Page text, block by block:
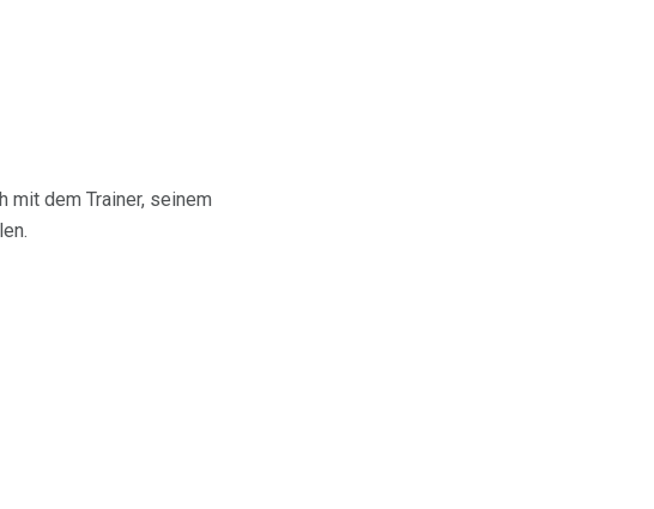
mit dem Trainer, seinem